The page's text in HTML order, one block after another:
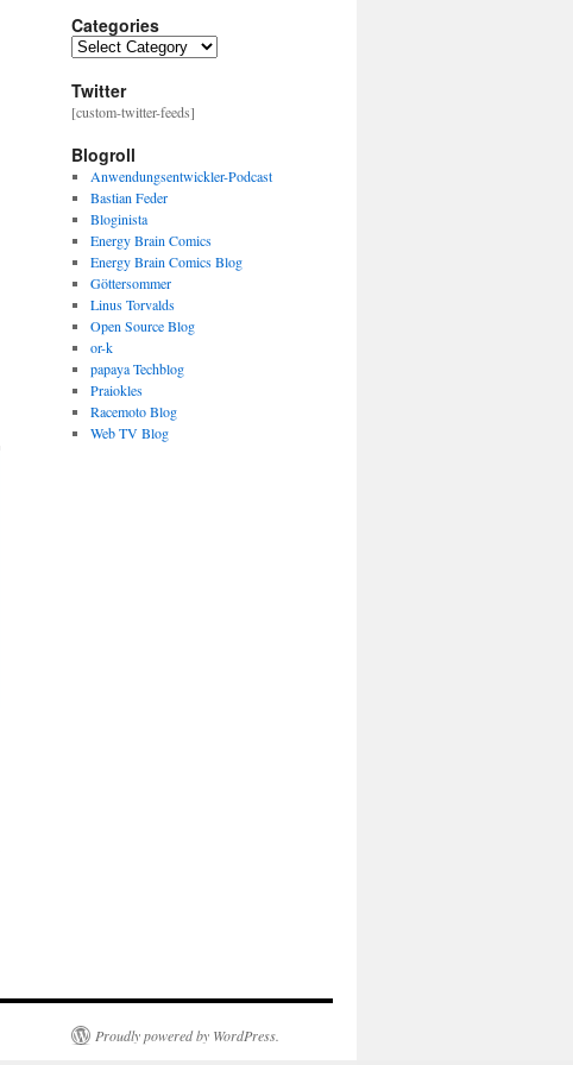
Categories
Categories
Twitter
[custom-twitter-feeds]
Blogroll
Anwendungsentwickler-Podcast
Bastian Feder
Bloginista
Energy Brain Comics
Energy Brain Comics Blog
Göttersommer
Linus Torvalds
Open Source Blog
or-k
papaya Techblog
Praiokles
Racemoto Blog
Web TV Blog
Proudly powered by WordPress.